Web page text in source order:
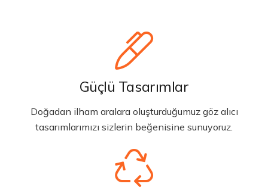
Güçlü Tasarımlar
Doğadan ilham aralara oluşturduğumuz göz alıcı
tasarımlarımızı sizlerin beğenisine sunuyoruz.